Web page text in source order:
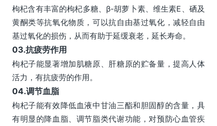
枸杞含有丰富的枸杞多糖、β-胡萝卜素、维生素E、硒及
黄酮类等抗氧化物质，可以抗自由基过氧化，减轻自由
基过氧化的损伤，从而有助于延缓衰老，延长寿命。
03.抗疲劳作用
枸杞子能显著增加肌糖原、肝糖原的贮备量，提高人体
活力，有抗疲劳的作用。
04.调节血脂
枸杞子能有效降低血液中甘油三酯和胆固醇的含量，具
有明显的降血脂、调节脂类代谢功能，对预防心血管疾